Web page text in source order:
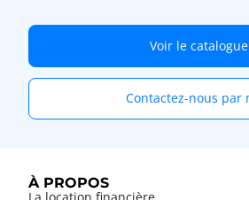
Voir le catalogue
Contactez-nous par
À PROPOS
La location financière